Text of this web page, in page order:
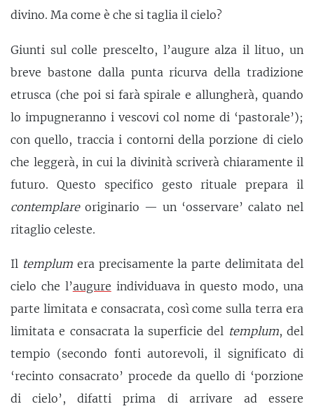
divino. Ma come è che si taglia il cielo?
Giunti sul colle prescelto, l’augure alza il lituo, un
breve bastone dalla punta ricurva della tradizione
etrusca (che poi si farà spirale e allungherà, quando
lo impugneranno i vescovi col nome di ‘pastorale’);
con quello, traccia i contorni della porzione di cielo
che leggerà, in cui la divinità scriverà chiaramente il
futuro. Questo specifico gesto rituale prepara il
contemplareoriginario — un ‘osservare’ calato nel
ritaglio celeste.
Il templumera precisamente la parte delimitata del
cielo che l’augure individuava in questo modo, una
parte limitata e consacrata, così come sulla terra era
limitata e consacrata la superficie del templum, del
tempio (secondo fonti autorevoli, il significato di
‘recinto consacrato’ procede da quello di ‘porzione
di cielo’, difatti prima di arrivare ad essere